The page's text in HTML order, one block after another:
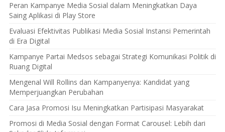
Peran Kampanye Media Sosial dalam Meningkatkan Daya
Saing Aplikasi di Play Store
Evaluasi Efektivitas Publikasi Media Sosial Instansi Pemerintah
di Era Digital
Kampanye Partai Medsos sebagai Strategi Komunikasi Politik di
Ruang Digital
Mengenal Will Rollins dan Kampanyenya: Kandidat yang
Memperjuangkan Perubahan
Cara Jasa Promosi Isu Meningkatkan Partisipasi Masyarakat
Promosi di Media Sosial dengan Format Carousel: Lebih dari